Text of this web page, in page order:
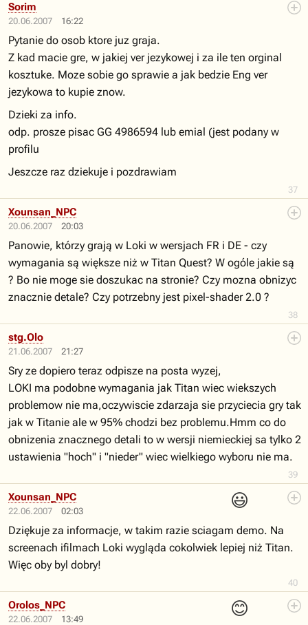
20.06.2007 16:22
37
Sorim
Pytanie do osob ktore juz graja.
Z kad macie gre, w jakiej ver jezykowej i za ile ten orginal
kosztuke. Moze sobie go sprawie a jak bedzie Eng ver
jezykowa to kupie znow.
Dzieki za info.
odp. prosze pisac GG 4986594 lub emial (jest podany w
profilu
Jeszcze raz dziekuje i pozdrawiam
20.06.2007 20:03
38
Xounsan_NPC
Panowie, którzy grają w Loki w wersjach FR i DE - czy
wymagania są większe niż w Titan Quest? W ogóle jakie są
? Bo nie moge sie doszukac na stronie? Czy mozna obnizyc
znacznie detale? Czy potrzebny jest pixel-shader 2.0 ?
21.06.2007 21:27
39
stg.Olo
Sry ze dopiero teraz odpisze na posta wyzej,
LOKI ma podobne wymagania jak Titan wiec wiekszych
problemow nie ma,oczywiscie zdarzaja sie przyciecia gry tak
jak w Titanie ale w 95% chodzi bez problemu.Hmm co do
obnizenia znacznego detali to w wersji niemieckiej sa tylko 2
ustawienia "hoch" i "nieder" wiec wielkiego wyboru nie ma.
22.06.2007 02:03
😃
40
Xounsan_NPC
Dziękuje za informacje, w takim razie sciagam demo. Na
screenach ifilmach Loki wygląda cokolwiek lepiej niż Titan.
Więc oby byl dobry!
22.06.2007 13:49
😊
Orolos_NPC